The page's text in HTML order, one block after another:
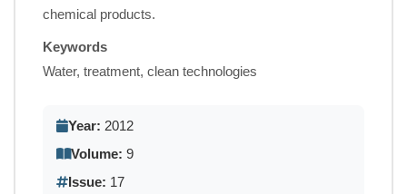
chemical products.
Keywords
Water, treatment, clean technologies
Year: 2012
Volume: 9
Issue: 17